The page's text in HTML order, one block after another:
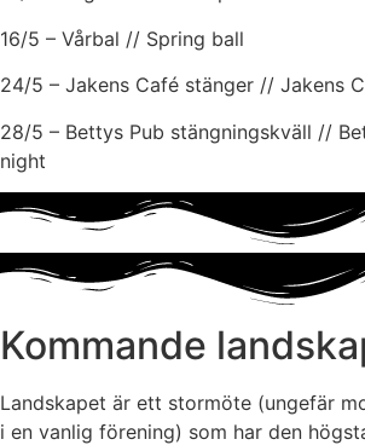
16/5 – Vårbal // Spring ball
24/5 – Jakens Café stänger // Jakens
28/5 – Bettys Pub stängningskväll //
night
Kommande
Landskapet är ett stormöte (ungefär
i en vanlig förening) som har den